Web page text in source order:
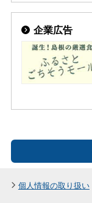
企業広告
個人情報の取り扱い